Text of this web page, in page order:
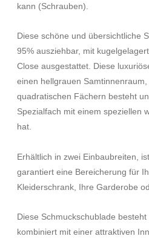
kann (Schrauben).
Diese schöne und übersichtliche
95% ausziehbar, mit
Close ausgestattet. Diese
einen hellgrauen
quadratischen Fächern besteht
Spezialfach mit einem speziellen
hat.
Erhältlich in zwei Einbaubreiten,
garantiert eine Bereicherung für
Kleiderschrank, Ihre Garderobe
Diese Schmuckschublade besteht
kombiniert mit einer attraktiven